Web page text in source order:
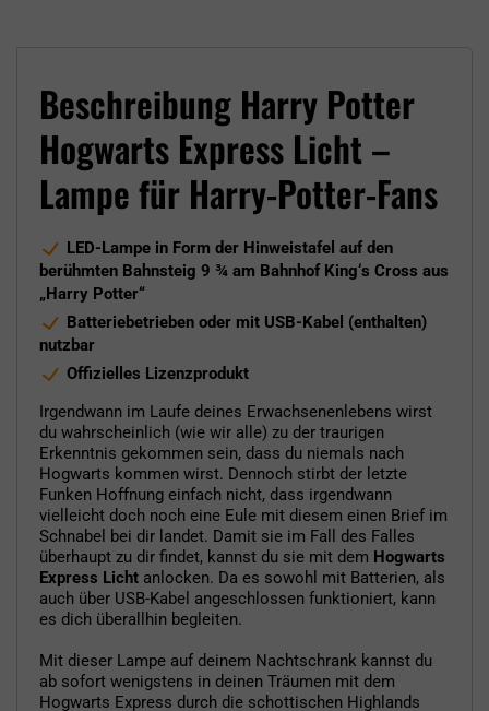
Beschreibung Harry Potter
Hogwarts Express Licht –
Lampe für Harry-Potter-Fans
LED-Lampe in Form der Hinweistafel auf den
berühmten Bahnsteig 9 ¾ am Bahnhof King‘s Cross aus
„Harry Potter“
Batteriebetrieben oder mit USB-Kabel (enthalten)
nutzbar
Offizielles Lizenzprodukt
Irgendwann im Laufe deines Erwachsenenlebens wirst
du wahrscheinlich (wie wir alle) zu der traurigen
Erkenntnis gekommen sein, dass du niemals nach
Hogwarts kommen wirst. Dennoch stirbt der letzte
Funken Hoffnung einfach nicht, dass irgendwann
vielleicht doch noch eine Eule mit diesem einen Brief im
Schnabel bei dir landet. Damit sie im Fall des Falles
überhaupt zu dir findet, kannst du sie mit dem Hogwarts
Express Licht anlocken. Da es sowohl mit Batterien, als
auch über USB-Kabel angeschlossen funktioniert, kann
es dich überallhin begleiten.
Mit dieser Lampe auf deinem Nachtschrank kannst du
ab sofort wenigstens in deinen Träumen mit dem
Hogwarts Express durch die schottischen Highlands